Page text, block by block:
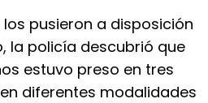
pusieron a disposición
la policía descubrió que
estuvo preso en tres
diferentes modalidades